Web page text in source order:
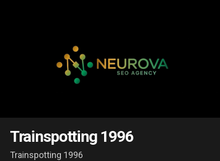
Trainspotting 1996
Trainspotting 1996